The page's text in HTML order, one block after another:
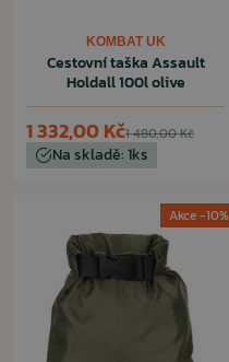
KOMBAT UK
Cestovní taška Assault
Holdall 100l olive
1 480,00 Kč
1 332,00 Kč
Na skladě: 1ks
Akce -10%